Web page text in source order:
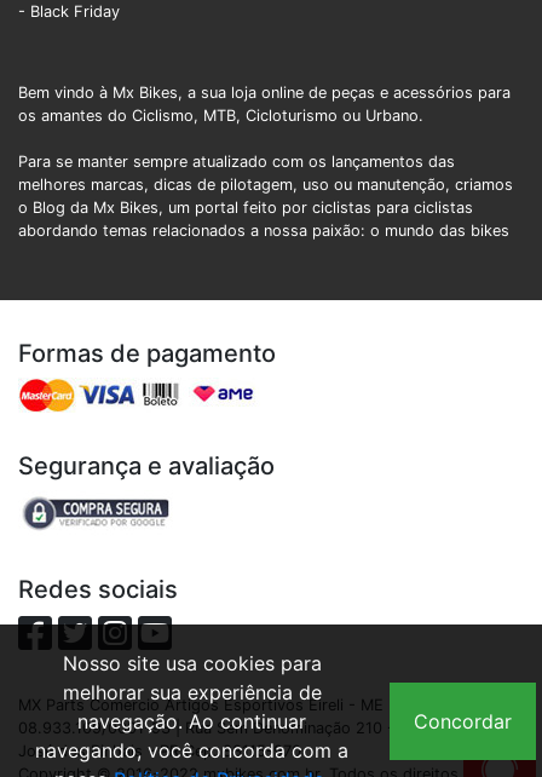
- Black Friday
Bem vindo à Mx Bikes, a sua loja online de peças e acessórios para
os amantes do Ciclismo, MTB, Cicloturismo ou Urbano.
Para se manter sempre atualizado com os lançamentos das
melhores marcas, dicas de pilotagem, uso ou manutenção, criamos
o Blog da Mx Bikes, um portal feito por ciclistas para ciclistas
abordando temas relacionados a nossa paixão: o mundo das bikes
Formas de pagamento
Segurança e avaliação
Redes sociais
MX Parts Comercio Artigos Esportivos Eireli - ME | CNPJ:
08.933.109/0001-93 | Rua Sem Denominação 210 - Contenda – São
José dos Pinhais - PR Cep. 83115-970
Nosso site usa cookies para
melhorar sua experiência de
navegação. Ao continuar
navegando, você concorda com a
Concordar